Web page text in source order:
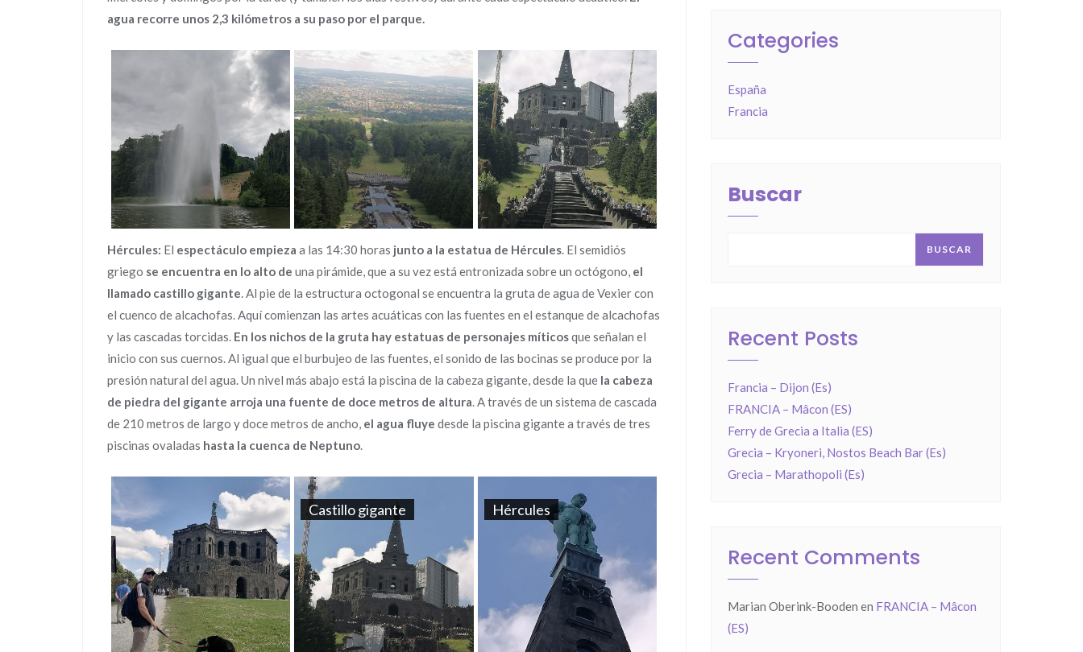
agua recorre unos 2,3 kilómetros a su paso por el parque.
Hércules: El espectáculo empieza a las 14:30 horas junto a la estatua de Hércules. El semidiós
griego se encuentra en lo alto de una pirámide, que a su vez está entronizada sobre un octógono, el
llamado castillo gigante. Al pie de la estructura octogonal se encuentra la gruta de agua de Vexier con
el cuenco de alcachofas. Aquí comienzan las artes acuáticas con las fuentes en el estanque de alcachofas
y las cascadas torcidas. En los nichos de la gruta hay estatuas de personajes míticosque señalan el
inicio con sus cuernos. Al igual que el burbujeo de las fuentes, el sonido de las bocinas se produce por la
presión natural del agua. Un nivel más abajo está la piscina de la cabeza gigante, desde la que la cabeza
de piedra del gigante arroja una fuente de doce metros de altura. A través de un sistema de cascada
de 210 metros de largo y doce metros de ancho, el agua fluye desde la piscina gigante a través de tres
piscinas ovaladas hasta la cuenca de Neptuno.
Castillo gigante Hércules
Categories
España
Francia
Buscar
BUSCAR
Recent Posts
Francia – Dijon (Es)
FRANCIA – Mâcon (ES)
Ferry de Grecia a Italia (ES)
Grecia – Kryoneri, Nostos Beach Bar (Es)
Grecia – Marathopoli (Es)
Recent Comments
Marian Oberink-Booden en FRANCIA – Mâcon
(ES)